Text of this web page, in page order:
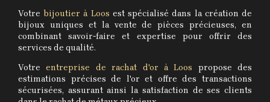
Votrebijoutier à Loos est spécialisé dans la création de
bijoux uniques et la vente de pièces précieuses, en
combinant savoir-faire et expertise pour offrir des
services de qualité.
Votreentreprise de rachat d'or à Loos propose des
estimations précises de l'or et offre des transactions
sécurisées, assurant ainsi la satisfaction de ses clients